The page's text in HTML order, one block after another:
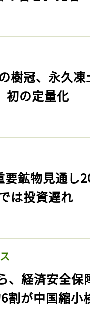
樹冠、永久
初の定量化
要鉱物見通
は投資遅れ
、経済安全
割が中国縮小